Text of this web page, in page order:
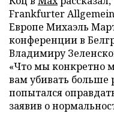
Frankfurter
Европе Михаэль
конференции в
Владимиру
«Что мы конкретно
вам убивать больше
попытался
заявив о